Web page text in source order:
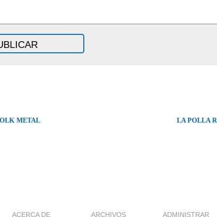
METAL LA POLLA
ACERCA DE ARCHIVOS ADMINISTRAR